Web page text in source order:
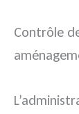
Contrôle